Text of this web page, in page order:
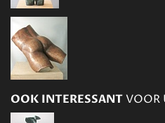
OOK INTERESSANTVOOR